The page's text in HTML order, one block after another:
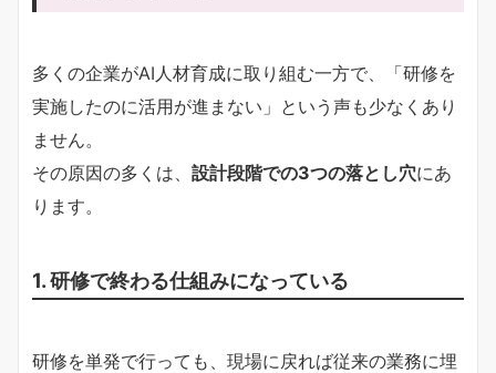
多くの企業がAI人材育成に取り組む一方で、「研修を
実施したのに活用が進まない」という声も少なくあり
ません。
その原因の多くは、 設計段階での3つの落とし穴にあ
ります。
1. 研修で終わる仕組みになっている
研修を単発で行っても、現場に戻れば従来の業務に埋